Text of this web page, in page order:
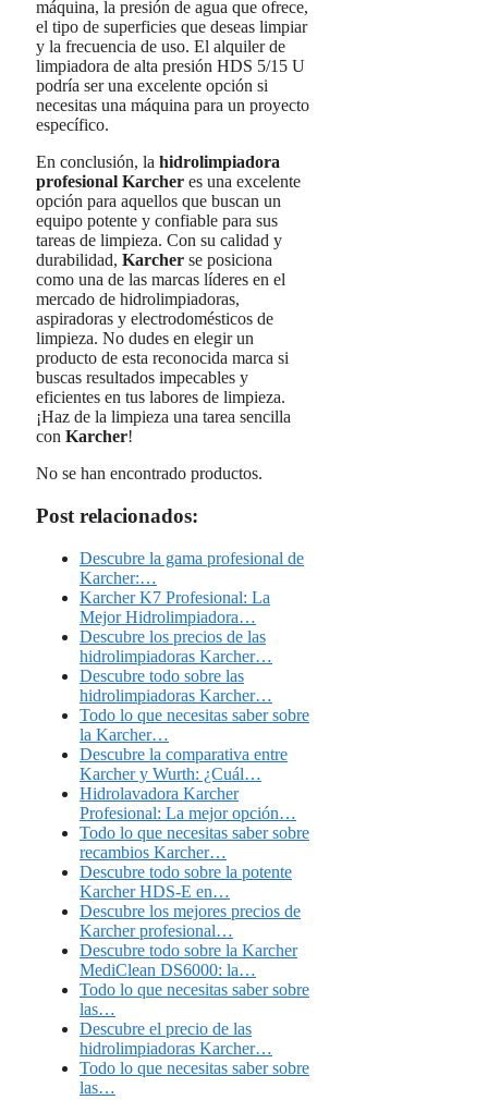
máquina, la presión de agua que ofrece,
el tipo de superficies que deseas limpiar
y la frecuencia de uso. El alquiler de
limpiadora de alta presión HDS 5/15 U
podría ser una excelente opción si
necesitas una máquina para un proyecto
específico.
En conclusión, la hidrolimpiadora
profesional Karcher es una excelente
opción para aquellos que buscan un
equipo potente y confiable para sus
tareas de limpieza. Con su calidad y
durabilidad, Karcher se posiciona
como una de las marcas líderes en el
mercado de hidrolimpiadoras,
aspiradoras y electrodomésticos de
limpieza. No dudes en elegir un
producto de esta reconocida marca si
buscas resultados impecables y
eficientes en tus labores de limpieza.
¡Haz de la limpieza una tarea sencilla
con Karcher!
No se han encontrado productos.
Post relacionados:
Descubre la gama profesional de
Karcher:…
Karcher K7 Profesional: La
Mejor Hidrolimpiadora…
Descubre los precios de las
hidrolimpiadoras Karcher…
Descubre todo sobre las
hidrolimpiadoras Karcher…
Todo lo que necesitas saber sobre
la Karcher…
Descubre la comparativa entre
Karcher y Wurth: ¿Cuál…
Hidrolavadora Karcher
Profesional: La mejor opción…
Todo lo que necesitas saber sobre
recambios Karcher…
Descubre todo sobre la potente
Karcher HDS-E en…
Descubre los mejores precios de
Karcher profesional…
Descubre todo sobre la Karcher
MediClean DS6000: la…
Todo lo que necesitas saber sobre
las…
Descubre el precio de las
hidrolimpiadoras Karcher…
Todo lo que necesitas saber sobre
las…